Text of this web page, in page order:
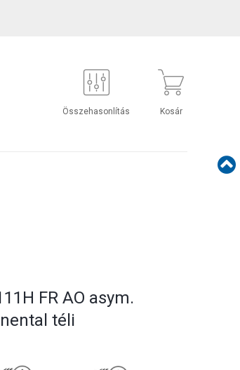
Összehasonlítás Kosár
FR AO asym.
téli